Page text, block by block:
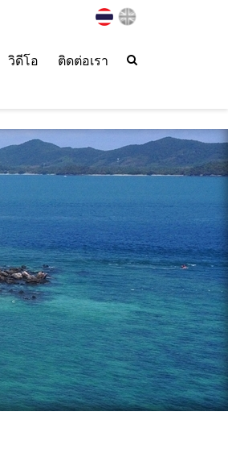
วิดีโอ ติดต่อเรา